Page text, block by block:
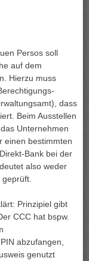
Persos soll
auf dem
Hierzu muss
dass
Beim Ausstellen
Unternehmen
einen bestimmten
Bank bei der
also weder
Prinzipiel gibt
CCC hat bspw.
abzufangen,
genutzt